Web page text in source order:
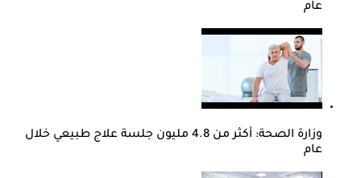
عام
وزارة الصحة: أكثر من 4.8 مليون جلسة علاج طبيعي خلال
عام